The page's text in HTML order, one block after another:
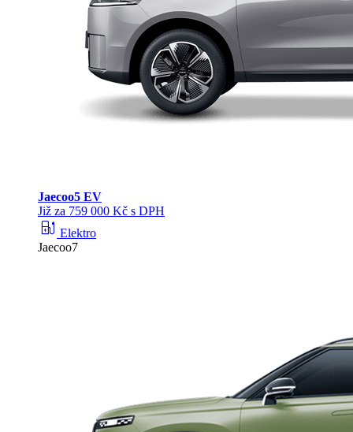
Jaecoo5 EV
Již za 759 000 Kč s DPH
ev_station Elektro
Jaecoo7